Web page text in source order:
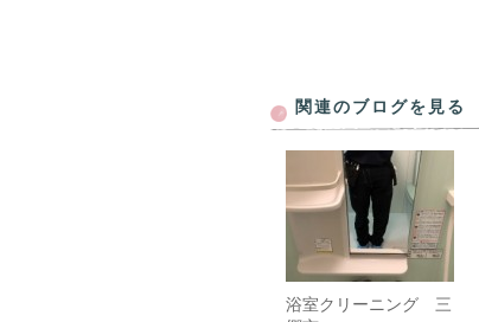
関連のブログを見る
浴室クリーニング 三